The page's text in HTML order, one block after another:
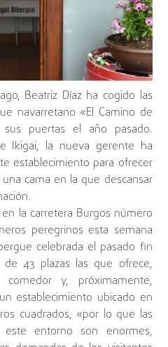
Beatriz Díaz ha cogido las
navarretano «El Camino de
puertas el año pasado.
Ikigai, la nueva gerente ha
establecimiento para ofrecer
cama en la que descansar
la carretera Burgos número
peregrinos esta semana
celebrada el pasado fin
43 plazas las que ofrece,
y, próximamente,
establecimiento ubicado en
cuadrados, «por lo que las
este entorno son enormes,